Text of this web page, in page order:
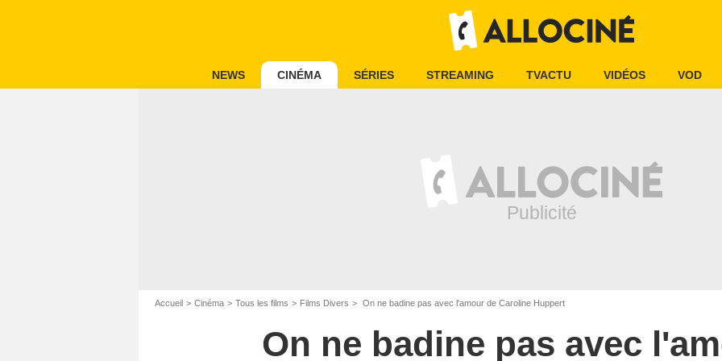
NEWS CINÉMA SÉRIES STREAMING TVACTU VIDÉOS VOD
Accueil Cinéma Tous les films Films Divers On ne badine pas avec l'amour de Caroline Huppert
On ne badine pas avec